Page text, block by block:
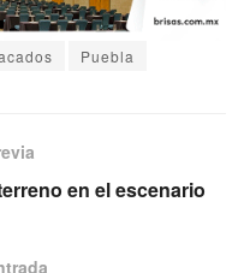
Puebla
en el escenario